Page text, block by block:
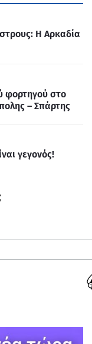
Η Αρκαδία
φορτηγού στο
– Σπάρτης
γεγονός!